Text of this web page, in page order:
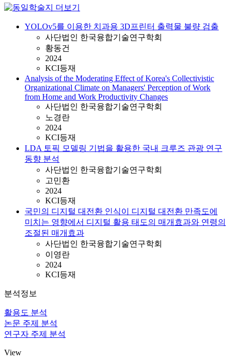
YOLOv5를 이용한 치과용 3D프린터 출력물 불량 검출
사단법인 한국융합기술연구학회
황동건
2024
KCI등재
Analysis of the Moderating Effect of Korea's Collectivistic
Organizational Climate on Managers' Perception of Work
from Home and Work Productivity Changes
사단법인 한국융합기술연구학회
노경란
2024
KCI등재
LDA 토픽 모델링 기법을 활용한 국내 크루즈 관광 연구
동향 분석
사단법인 한국융합기술연구학회
고민환
2024
KCI등재
국민의 디지털 대전환 인식이 디지털 대전환 만족도에
미치는 영향에서 디지털 활용 태도의 매개효과와 연령의
조절된 매개효과
사단법인 한국융합기술연구학회
이영란
2024
KCI등재
분석정보
활용도 분석
논문 주제 분석
연구자 주제 분석
View